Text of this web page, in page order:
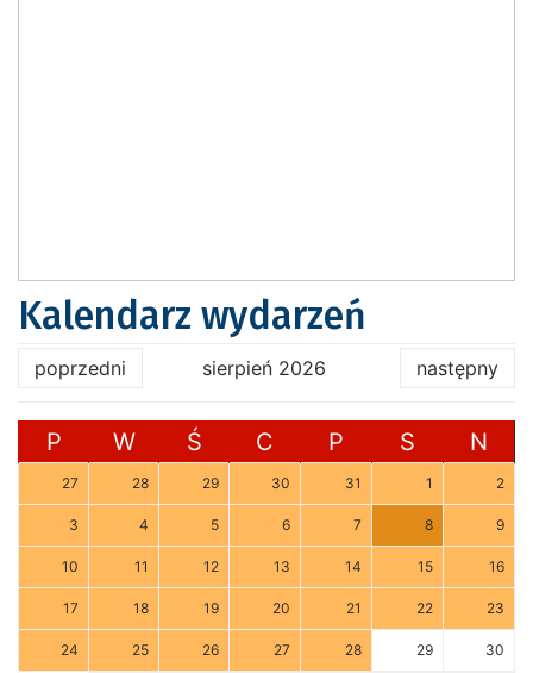
Kalendarz wydarzeń
poprzedni sierpień 2026 następny
P W Ś C P S N
27 28 29 30 31 1 2
3 4 5 6 7 8 9
10 11 12 13 14 15 16
17 18 19 20 21 22 23
24 25 26 27 28 29 30